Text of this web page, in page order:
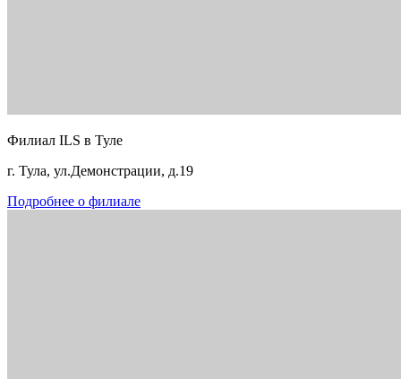
Филиал ILS в Туле
г. Тула, ул.Демонстрации, д.19
Подробнее о филиале